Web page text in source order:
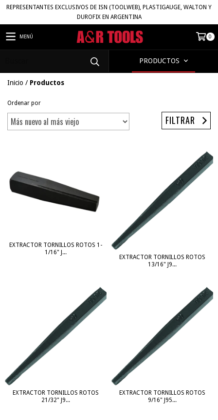
REPRESENTANTES EXCLUSIVOS DE ISN (TOOLWEB), PLASTIGAUGE, WALTON Y
DUROFIX EN ARGENTINA
MENÚ 0
PRODUCTOS
Inicio / Productos
Ordenar por
FILTRAR
EXTRACTOR TORNILLOS ROTOS 1-
1/16" J...
EXTRACTOR TORNILLOS ROTOS
13/16" J9...
EXTRACTOR TORNILLOS ROTOS
21/32" J9...
EXTRACTOR TORNILLOS ROTOS
9/16" J95...